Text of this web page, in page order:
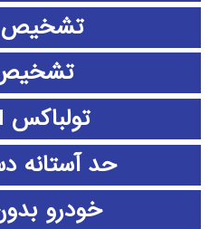
تولباکس WLAN
حد آستانه
خودرو